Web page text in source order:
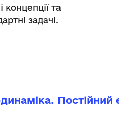
концепції та
задачі.